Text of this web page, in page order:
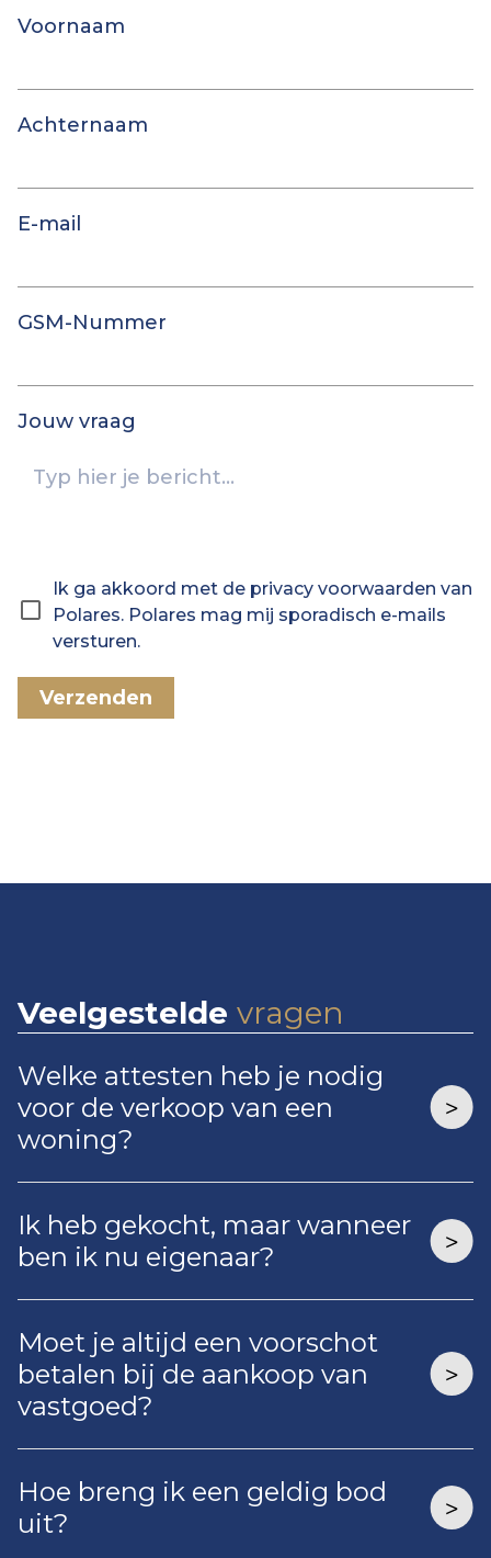
Voornaam
Achternaam
E-mail
GSM-Nummer
Jouw vraag
Ik ga akkoord met de privacy voorwaarden van
Polares. Polares mag mij sporadisch e-mails
versturen.
Verzenden
Veelgestelde vragen
Welke attesten heb je nodig
voor de verkoop van een
woning?
Ik heb gekocht, maar wanneer
ben ik nu eigenaar?
Moet je altijd een voorschot
betalen bij de aankoop van
vastgoed?
Hoe breng ik een geldig bod
uit?